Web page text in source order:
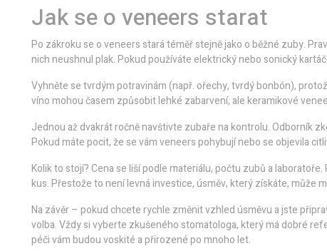
Jak se o veneers starat
Po zákroku se o veneers stará téměř stejně jako o běžné zuby.
nich neushnul plak. Pokud používáte elektrický nebo sonický
Vyhněte se tvrdým potravinám (např. ořechy, tvrdý bonbón),
víno mohou časem způsobit lehké zabarvení, ale keramikové
Jednou až dvakrát ročně navštivte zubaře na kontrolu. Odborník
Pokud máte pocit, že se vám veneers pohybují nebo se objevila
Kolik to stojí? Cena se liší podle materiálu, počtu zubů a
kus. Přestože to není levná investice, úsměv, který získáte, může
Na závěr – pokud chcete rychle změnit vzhled úsměvu a jste
volba. Vždy si vyberte zkušeného stomatologa, který má dobré
péči vám budou voskité a přirozené po mnoho let.